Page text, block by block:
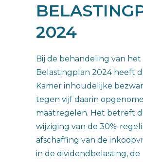
2024
Bij de behandeling van het
Belastingplan 2024 heeft
Kamer inhoudelijke
tegen vijf daarin
maatregelen. Het betreft
wijziging van de 30%-
afschaffing van de
in de dividendbelasting, de